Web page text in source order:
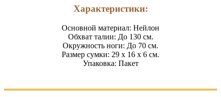
Характеристики:
Основной материал: Нейлон
Обхват талии: До 130 см.
Окружность ноги: До 70 см.
Размер сумки: 29 x 16 x 6 см.
Упаковка: Пакет